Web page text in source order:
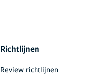
Richtlijnen
Review richtlijnen